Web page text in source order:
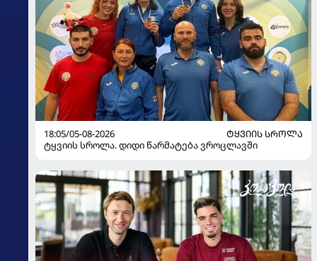
18:05/05-08-2026
ᲢᲧᲕᲘᲘᲡ ᲡᲠᲝᲚᲐ
ტყვიის სროლა. დიდი წარმატება ვროცლავში